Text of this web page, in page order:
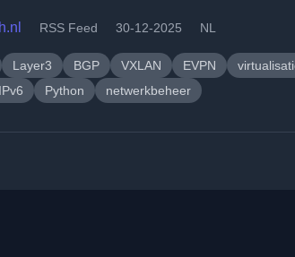
RSS Feed 30-12-2025 NL
Layer3 BGP VXLAN EVPN
IPv6 Python netwerkbeheer